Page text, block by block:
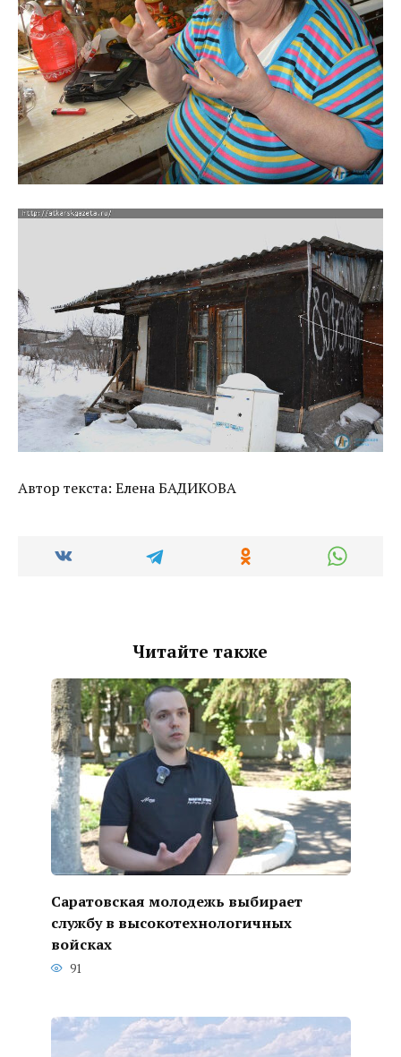
Автор текста: Елена БАДИКОВА
Читайте также
Саратовская молодежь выбирает
службу в высокотехнологичных
войсках
91